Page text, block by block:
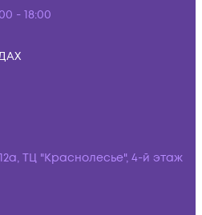
- 18:00
ТЦ "Краснолесье", 4-й этаж